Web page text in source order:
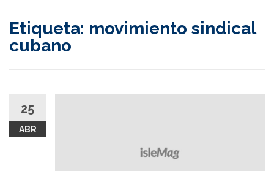
Etiqueta: movimiento sindical
cubano
25
ABR